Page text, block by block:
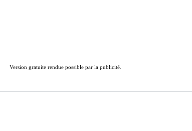
Version gratuite rendue possible par la publicité.